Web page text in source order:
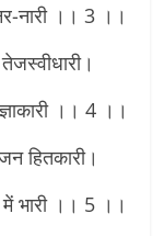
नारी ।। 3 ।।
।। 4 ।।
हितकारी।
में भारी ।। 5 ।।